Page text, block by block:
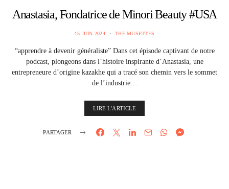
Anastasia, Fondatrice de Minori Beauty #USA
15 JUIN 2024 THE MUSETTES
“apprendre à devenir généraliste” Dans cet épisode captivant de notre
podcast, plongeons dans l’histoire inspirante d’Anastasia, une
entrepreneure d’origine kazakhe qui a tracé son chemin vers le sommet
de l’industrie…
LIRE L'ARTICLE
PARTAGER